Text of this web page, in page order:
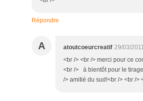
Répondre
A atoutcoeurcreatif 29/03/
<br /> <br /> merci pour ce
<br /> à bientôt pour le
/> amitié du sud!<br /> <br />